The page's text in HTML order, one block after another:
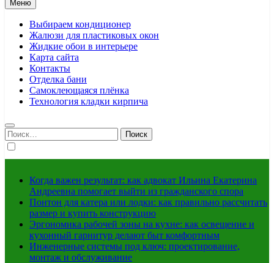
Меню
Выбираем кондиционер
Жалюзи для пластиковых окон
Жидкие обои в интерьере
Карта сайта
Контакты
Отделка бани
Самоклеющаяся плёнка
Технология кладки кирпича
Найти:
Когда важен результат: как адвокат Ильина Екатерина
Андреевна помогает выйти из гражданского спора
Понтон для катера или лодки: как правильно рассчитать
размер и купить конструкцию
Эргономика рабочей зоны на кухне: как освещение и
кухонный гарнитур делают быт комфортным
Инженерные системы под ключ: проектирование,
монтаж и обслуживание